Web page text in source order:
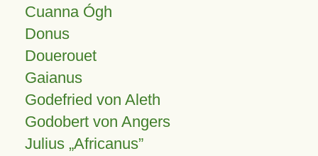
Cuanna Ógh
Donus
Douerouet
Gaianus
Godefried von Aleth
Godobert von Angers
Julius Africanus